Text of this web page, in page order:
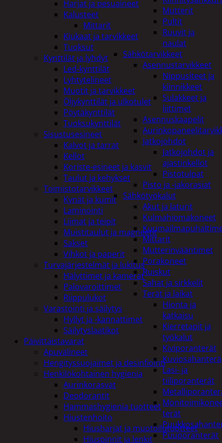
Mutterit
Pultit
Ruuvit ja
naulat
Sähkötarvikkeet
Asennustarvikkeet
Nippusiteet ja
kiinnikkeet
Sulakkeet ja
liittimet
Asennuskaapelit
Jatkojohdot
Jatkojohdot ja
ajastinkellot
Pistotulpat
Pisto ja -jakorasiat
Sähkötyökalut
Akut ja laturit
Kulmahiomakoneet
Mittarit
Mutterinvääntimet
Porakoneet
Ruiskut
Sahat ja sirkkelit
Terät ja laikat
Hionta ja
katkaisu
Kierretapit ja
työkalut
Kiviporanterät
Kuviosahanterä
Lasi- ja
tiiliporanterät
terät
Puuporanterät
Harjat ja pesuaineet
Kalusteet
Mittarit
Kiukaat ja tarvikkeet
Tuoksut
Kynttilät ja lyhdyt
Led-kynttilät
Lyhtytelineet
Muotit ja tarvikkeet
Öljykynttilät ja ulkotulet
Pöytäkynttilät
Tuoksukynttilät
Sisustusesineet
Kalvot ja tarrat
Kellot
Koriste-esineet ja kasvit
Taulut ja kehykset
Toimistotarvikkeet
Kynät ja kumit
Laminointi
Liimat ja teipit
Muistitaulut ja magneetit
Sakset
Vihkot ja paperit
Turvajärjestelmät ja lukitus
Hälyttimet ja kamerat
Palovaroittimet
Riippulukot
Varastointi ja säilytys
Hyllyt ja -kannattimet
Säilytyslaatikot
Päivittäistavarat
Apuvälineet
Hengityssuojaimet ja desinfiointi
Henkilökohtainen hygienia
Aurinkorasvat
Deodorantit
Hammashygienia tuotteet
Hiustenhoito
Hiusharjat ja muotoilutuotteet
Hiuspinnit ja lenkit